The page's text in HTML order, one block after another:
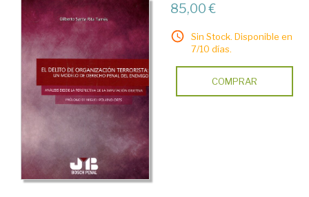
85,00 €
Sin Stock. Disponible en
7/10 días.
COMPRAR